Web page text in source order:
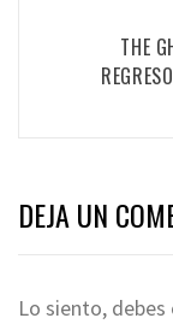
THE
DEJA UN
Lo siento, debes